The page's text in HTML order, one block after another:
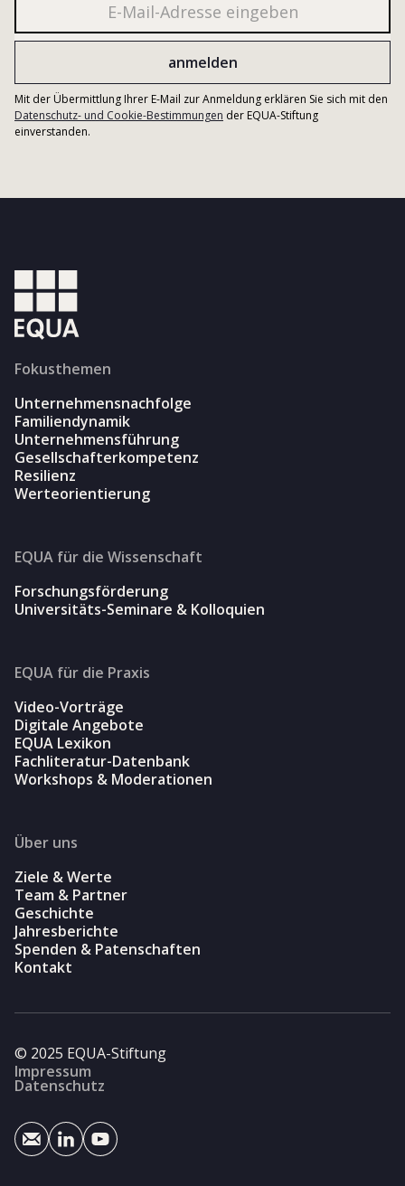
Mit der Übermittlung Ihrer E-Mail zur Anmeldung erklären Sie sich mit den
Datenschutz- und Cookie-Bestimmungen der EQUA-Stiftung
einverstanden.
Fokusthemen
Unternehmensnachfolge
Familiendynamik
Unternehmensführung
Gesellschafterkompetenz
Resilienz
Werteorientierung
EQUA für die Wissenschaft
Forschungsförderung
Universitäts-Seminare & Kolloquien
EQUA für die Praxis
Video-Vorträge
Digitale Angebote
EQUA Lexikon
Fachliteratur-Datenbank
Workshops & Moderationen
Über uns
Ziele & Werte
Team & Partner
Geschichte
Jahresberichte
Spenden & Patenschaften
Kontakt
© 2025 EQUA-Stiftung
Impressum
Datenschutz